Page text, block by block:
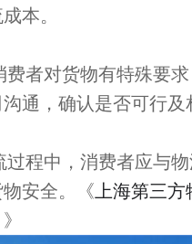
本。
费者对货物有特殊要
通，确认是否可行及
程中，消费者应与
安全。
《上海第三
》